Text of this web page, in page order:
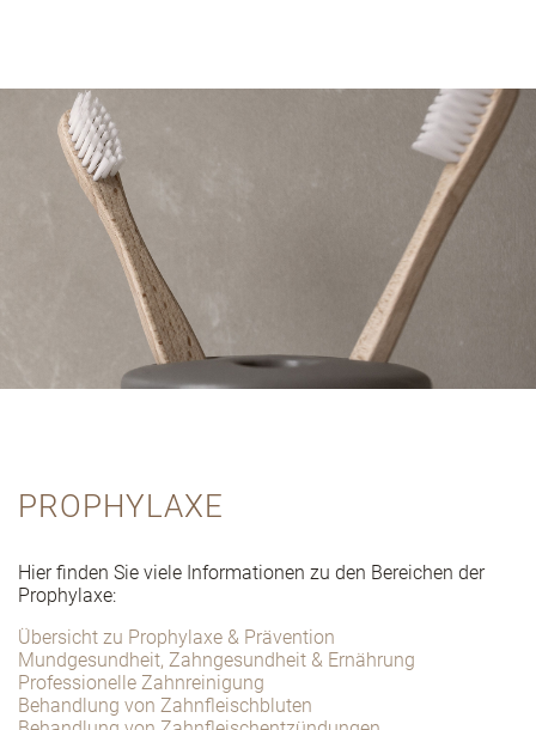
PROPHYLAXE
Hier finden Sie viele Informationen zu den Bereichen der
Prophylaxe:
Übersicht zu Prophylaxe & Prävention
Mundgesundheit, Zahngesundheit & Ernährung
Professionelle Zahnreinigung
Behandlung von Zahnfleischbluten